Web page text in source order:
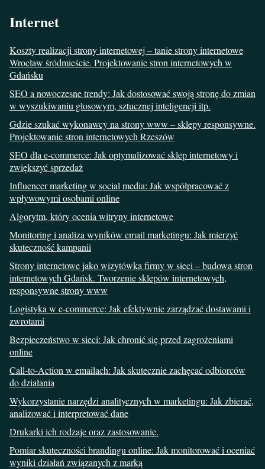
Internet
Koszty realizacji strony internetowej – tanie strony internetowe
Wrocław śródmieście. Projektowanie stron internetowych w
Gdańsku
SEO a nowoczesne trendy: Jak dostosować swoją stronę do zmian
w wyszukiwaniu głosowym, sztucznej inteligencji itp.
Gdzie szukać wykonawcy na strony www – sklepy responsywne.
Projektowanie stron internetowych Rzeszów
SEO dla e-commerce: Jak optymalizować sklep internetowy i
zwiększyć sprzedaż
Influencer marketing w social media: Jak współpracować z
wpływowymi osobami online
Algorytm, który ocenia witryny internetowe
Monitoring i analiza wyników email marketingu: Jak mierzyć
skuteczność kampanii
Strony internetowe jako wizytówka firmy w sieci – budowa stron
internetowych Gdańsk. Tworzenie sklepów internetowych,
responsywne strony www
Logistyka w e-commerce: Jak efektywnie zarządzać dostawami i
zwrotami
Bezpieczeństwo w sieci: Jak chronić się przed zagrożeniami
online
Call-to-Action w emailach: Jak skutecznie zachęcać odbiorców
do działania
Wykorzystanie narzędzi analitycznych w marketingu: Jak zbierać,
analizować i interpretować dane
Drukarki ich rodzaje oraz zastosowanie.
Pomiar skuteczności brandingu online: Jak monitorować i oceniać
wyniki działań związanych z marką